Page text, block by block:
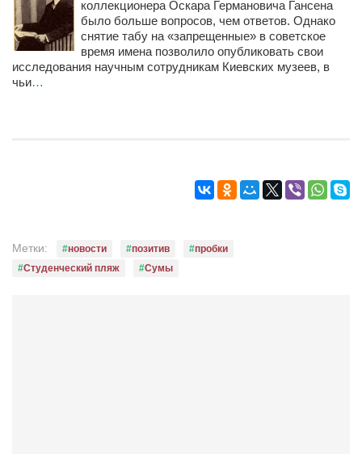
Конкурсы
Фестиваль. Конкурс «Колибри» 2017
Конкурс «Колибри» 2016
Афиша
коллекционера Оскара Германовича Гансена
было больше вопросов, чем ответов. Однако
снятие табу на «запрещенные» в советское
время имена позволило опубликовать свои
исследования научным сотрудникам Киевских музеев, в
чьи…
Метки: новости позитив
пробки
Студенческий пляж
Сумы